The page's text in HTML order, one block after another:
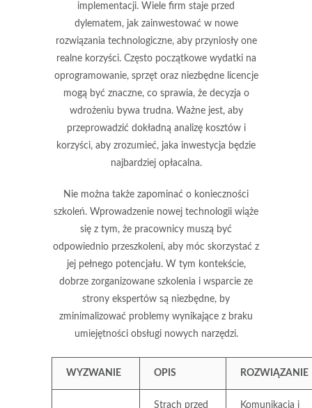
implementacji. Wiele firm staje przed
dylematem, jak zainwestować w nowe
rozwiązania technologiczne, aby przyniosły one
realne korzyści. Często początkowe wydatki na
oprogramowanie, sprzęt oraz niezbędne licencje
mogą być znaczne, co sprawia, że decyzja o
wdrożeniu bywa trudna. Ważne jest, aby
przeprowadzić dokładną analizę kosztów i
korzyści, aby zrozumieć, jaka inwestycja będzie
najbardziej opłacalna.
Nie można także zapominać o konieczności
szkoleń. Wprowadzenie nowej technologii wiąże
się z tym, że pracownicy muszą być
odpowiednio przeszkoleni, aby móc skorzystać z
jej pełnego potencjału. W tym kontekście,
dobrze zorganizowane szkolenia i wsparcie ze
strony ekspertów są niezbędne, by
zminimalizować problemy wynikające z braku
umiejętności obsługi nowych narzędzi.
WYZWANIE OPIS ROZWIĄZANIE
Strach przed Komunikacja i